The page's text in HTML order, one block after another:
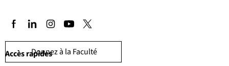
Donnez à la Faculté
Accès rapides